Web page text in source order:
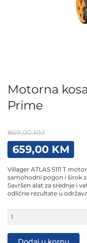
Motorna
Prime
869,00KM
Original
price
was:
869,00 KM.
659,00 KM
is:
Villager ATLAS 5111 T
samohodni pogon i širok
Savršen alat za srednje i
odlične rezultate u
Motorna
kosačica
5111T